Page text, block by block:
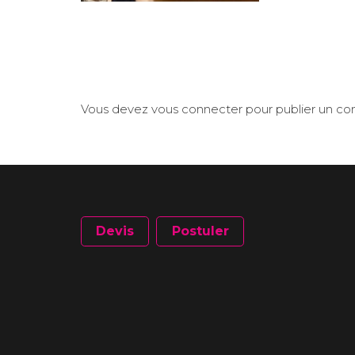
Vous devez vous connecter pour publier un
Devis Postuler